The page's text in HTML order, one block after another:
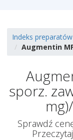
Indeks preparatów
Augmentin
sporz.
Sprawdź